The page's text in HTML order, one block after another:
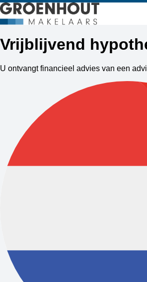
Vrijblijvend
U ontvangt financieel advies van een